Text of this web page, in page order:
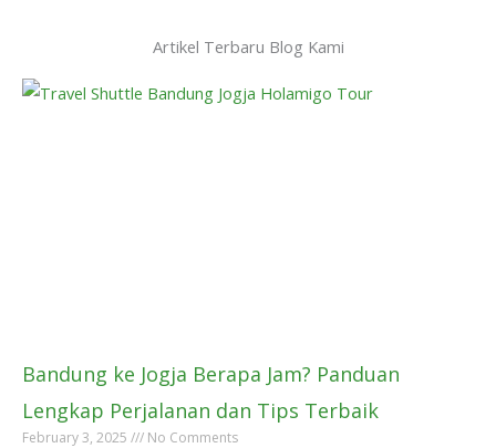
Artikel Terbaru Blog Kami
Bandung ke Jogja Berapa Jam? Panduan
Lengkap Perjalanan dan Tips Terbaik
February 3, 2025 No Comments